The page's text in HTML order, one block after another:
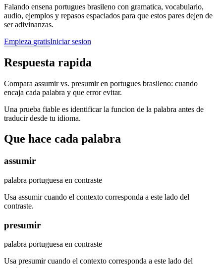
Falando ensena portugues brasileno con gramatica, vocabulario,
audio, ejemplos y repasos espaciados para que estos pares dejen de
ser adivinanzas.
Empieza gratisIniciar sesion
Respuesta rapida
Compara assumir vs. presumir en portugues brasileno: cuando
encaja cada palabra y que error evitar.
Una prueba fiable es identificar la funcion de la palabra antes de
traducir desde tu idioma.
Que hace cada palabra
assumir
palabra portuguesa en contraste
Usa assumir cuando el contexto corresponda a este lado del
contraste.
presumir
palabra portuguesa en contraste
Usa presumir cuando el contexto corresponda a este lado del